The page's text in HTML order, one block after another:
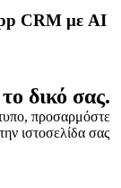
CRM με AI
δικό σας.
προσαρμόστε
ιστοσελίδα σας